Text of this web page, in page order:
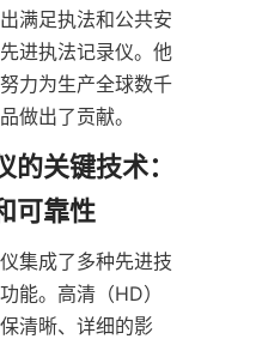
满足执法和公共安
进执法记录仪。他
力为生产全球数千
的关键技术：
集成了多种先进技
能。高清（HD）
清晰、详细的影